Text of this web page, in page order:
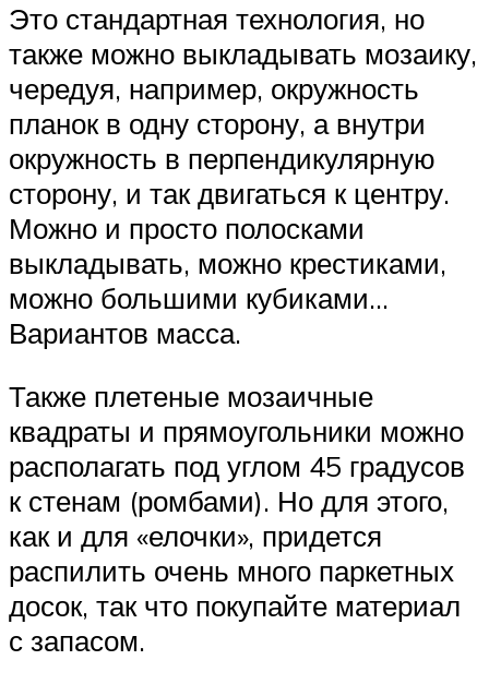
Это стандартная технология, но
также можно выкладывать мозаику,
чередуя, например, окружность
планок в одну сторону, а внутри
окружность в перпендикулярную
сторону, и так двигаться к центру.
Можно и просто полосками
выкладывать, можно крестиками,
можно большими кубиками…
Вариантов масса.
Также плетеные мозаичные
квадраты и прямоугольники можно
располагать под углом 45 градусов
к стенам (ромбами). Но для этого,
как и для «елочки», придется
распилить очень много паркетных
досок, так что покупайте материал
с запасом.